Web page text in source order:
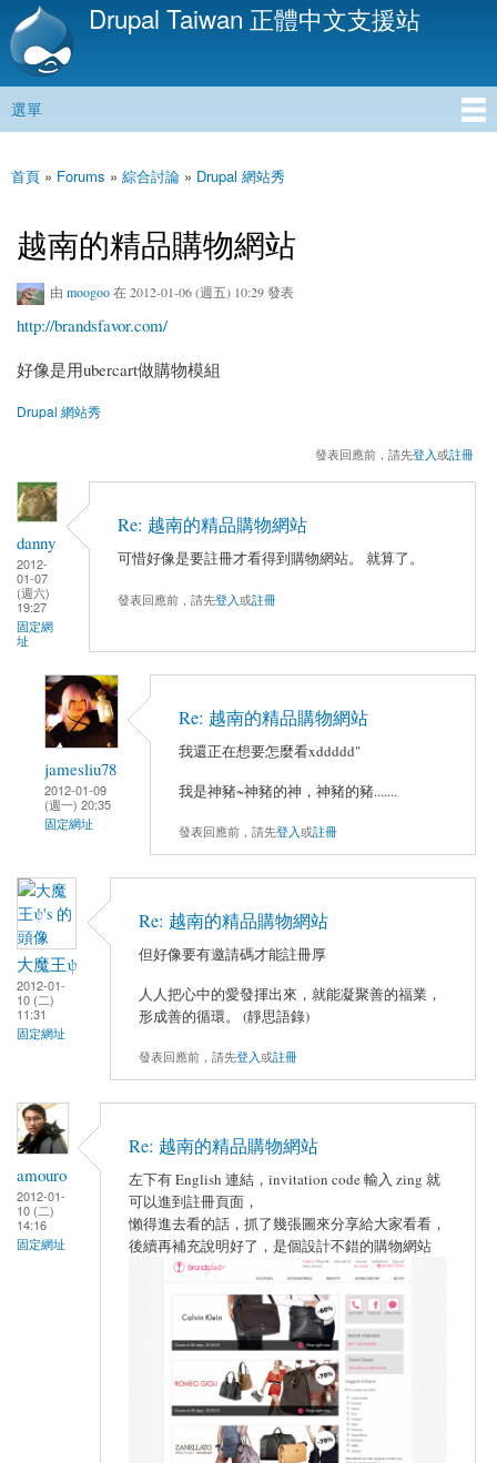
移
內
Drupal Taiwan 正體中文支援站
主選單
選單
您在這裡
首頁 » Forums » 綜合討論 » Drupal 網站秀
越南的精品購物網站
由moogoo在 2012-01-06 (週五) 10:29 發表
http://brandsfavor.com/
好像是用ubercart做購物模組
Drupal 網站秀
發表回應前，請先登入或註冊
danny
2012-
01-07
(週六)
19:27
固定網
址
Re: 越南的精品購物網站
可惜好像是要註冊才看得到購物網站。 就算了。
發表回應前，請先登入或註冊
jamesliu78
2012-01-09
(週一) 20:35
固定網址
Re: 越南的精品購物網站
我還正在想要怎麼看xddddd"
我是神豬~神豬的神，神豬的豬.......
發表回應前，請先登入或註冊
大魔王ψ
2012-01-
10 (二)
11:31
固定網址
Re: 越南的精品購物網站
但好像要有邀請碼才能註冊厚
人人把心中的愛發揮出來，就能凝聚善的福業，
形成善的循環。 (靜思語錄)
發表回應前，請先登入或註冊
amouro
2012-01-
10 (二)
14:16
固定網址
Re: 越南的精品購物網站
左下有 English 連結，invitation code 輸入 zing 就
可以進到註冊頁面，
懶得進去看的話，抓了幾張圖來分享給大家看看，
後續再補充說明好了，是個設計不錯的購物網站